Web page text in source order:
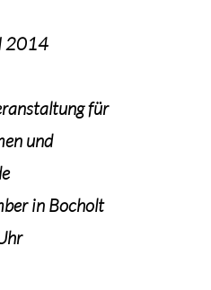
2014
für
und
in Bocholt